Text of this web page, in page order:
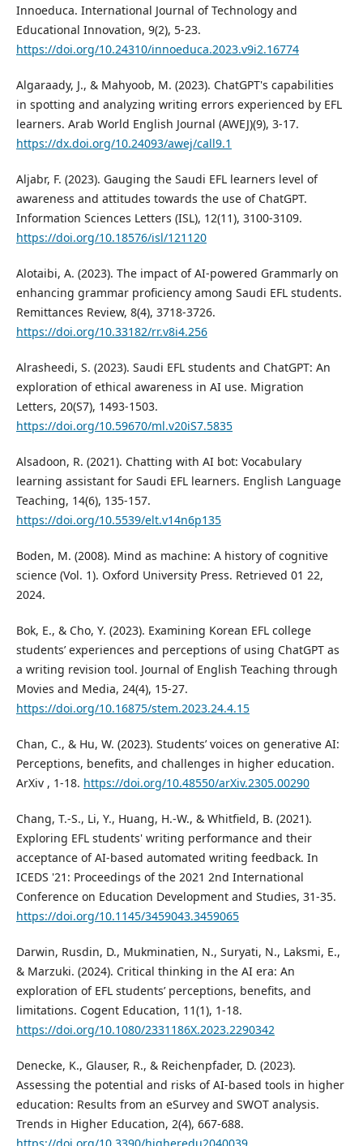
Innoeduca. International Journal of Technology and
Educational Innovation, 9(2), 5-23.
https://doi.org/10.24310/innoeduca.2023.v9i2.16774
Algaraady, J., & Mahyoob, M. (2023). ChatGPT's capabilities
in spotting and analyzing writing errors experienced by EFL
learners. Arab World English Journal (AWEJ)(9), 3-17.
https://dx.doi.org/10.24093/awej/call9.1
Aljabr, F. (2023). Gauging the Saudi EFL learners level of
awareness and attitudes towards the use of ChatGPT.
Information Sciences Letters (ISL), 12(11), 3100-3109.
https://doi.org/10.18576/isl/121120
Alotaibi, A. (2023). The impact of AI-powered Grammarly on
enhancing grammar proficiency among Saudi EFL students.
Remittances Review, 8(4), 3718-3726.
https://doi.org/10.33182/rr.v8i4.256
Alrasheedi, S. (2023). Saudi EFL students and ChatGPT: An
exploration of ethical awareness in AI use. Migration
Letters, 20(S7), 1493-1503.
https://doi.org/10.59670/ml.v20iS7.5835
Alsadoon, R. (2021). Chatting with AI bot: Vocabulary
learning assistant for Saudi EFL learners. English Language
Teaching, 14(6), 135-157.
https://doi.org/10.5539/elt.v14n6p135
Boden, M. (2008). Mind as machine: A history of cognitive
science (Vol. 1). Oxford University Press. Retrieved 01 22,
2024.
Bok, E., & Cho, Y. (2023). Examining Korean EFL college
students’ experiences and perceptions of using ChatGPT as
a writing revision tool. Journal of English Teaching through
Movies and Media, 24(4), 15-27.
https://doi.org/10.16875/stem.2023.24.4.15
Chan, C., & Hu, W. (2023). Students’ voices on generative AI:
Perceptions, benefits, and challenges in higher education.
ArXiv , 1-18. https://doi.org/10.48550/arXiv.2305.00290
Chang, T.-S., Li, Y., Huang, H.-W., & Whitfield, B. (2021).
Exploring EFL students' writing performance and their
acceptance of AI-based automated writing feedback. In
ICEDS '21: Proceedings of the 2021 2nd International
Conference on Education Development and Studies, 31-35.
https://doi.org/10.1145/3459043.3459065
Darwin, Rusdin, D., Mukminatien, N., Suryati, N., Laksmi, E.,
& Marzuki. (2024). Critical thinking in the AI era: An
exploration of EFL students’ perceptions, benefits, and
limitations. Cogent Education, 11(1), 1-18.
https://doi.org/10.1080/2331186X.2023.2290342
Denecke, K., Glauser, R., & Reichenpfader, D. (2023).
Assessing the potential and risks of AI-based tools in higher
education: Results from an eSurvey and SWOT analysis.
Trends in Higher Education, 2(4), 667-688.